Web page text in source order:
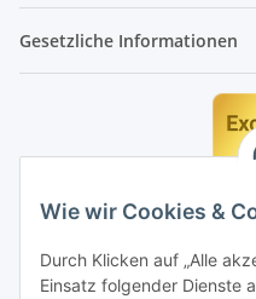
Wie wir Cookies &
Durch Klicken auf „Alle
Einsatz folgender Dienste
Gesetzliche Informationen